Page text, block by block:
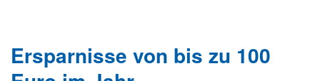
Ersparnisse von bis zu 100